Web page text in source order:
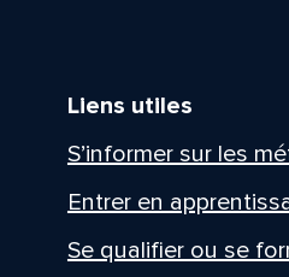
Liens utiles
S’informer sur les
Entrer en
Se qualifier ou se